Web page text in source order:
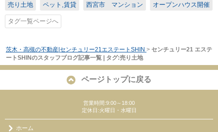
売り土地 ペット,賃貸 西宮市 マンション オープンハウス開催
タグ一覧ページへ
茨木・高槻の不動産|センチュリー21エステートSHIN > センチュリー21 エステ
ートSHINのスタッフブログ記事一覧 | タグ:売り土地
ページトップに戻る
営業時間:9:00～18:00
定休日:火曜日・水曜日
ホーム